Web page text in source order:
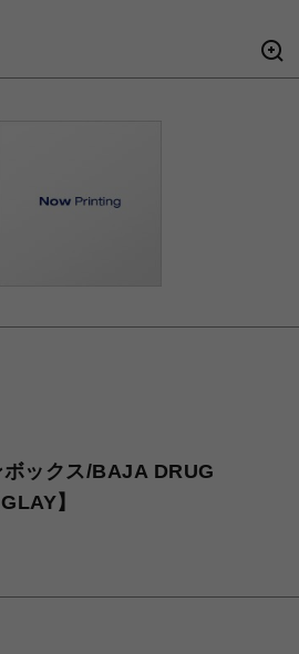
ックス/BAJA DRUG
】